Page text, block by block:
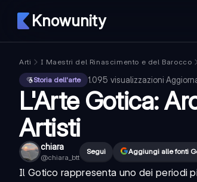
Knowunity
Arti I Maestri del Rinascimento e del Barocco
Storia dell'arte
1.095 visualizzazioni·
L'Arte Gotica:
Artisti
chiara
@chiara_btt
Segui Aggiungi alle fonti
Il Gotico rappresenta uno dei periodi